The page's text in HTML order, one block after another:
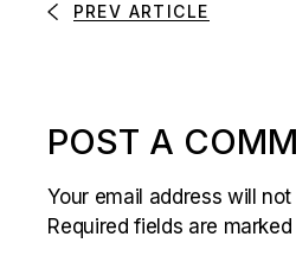
PREV ARTICLE
POST A
Your email address will
Required fields are marked